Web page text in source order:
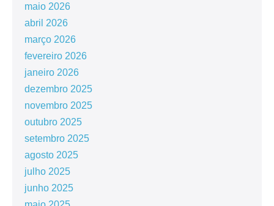
maio 2026
abril 2026
março 2026
fevereiro 2026
janeiro 2026
dezembro 2025
novembro 2025
outubro 2025
setembro 2025
agosto 2025
julho 2025
junho 2025